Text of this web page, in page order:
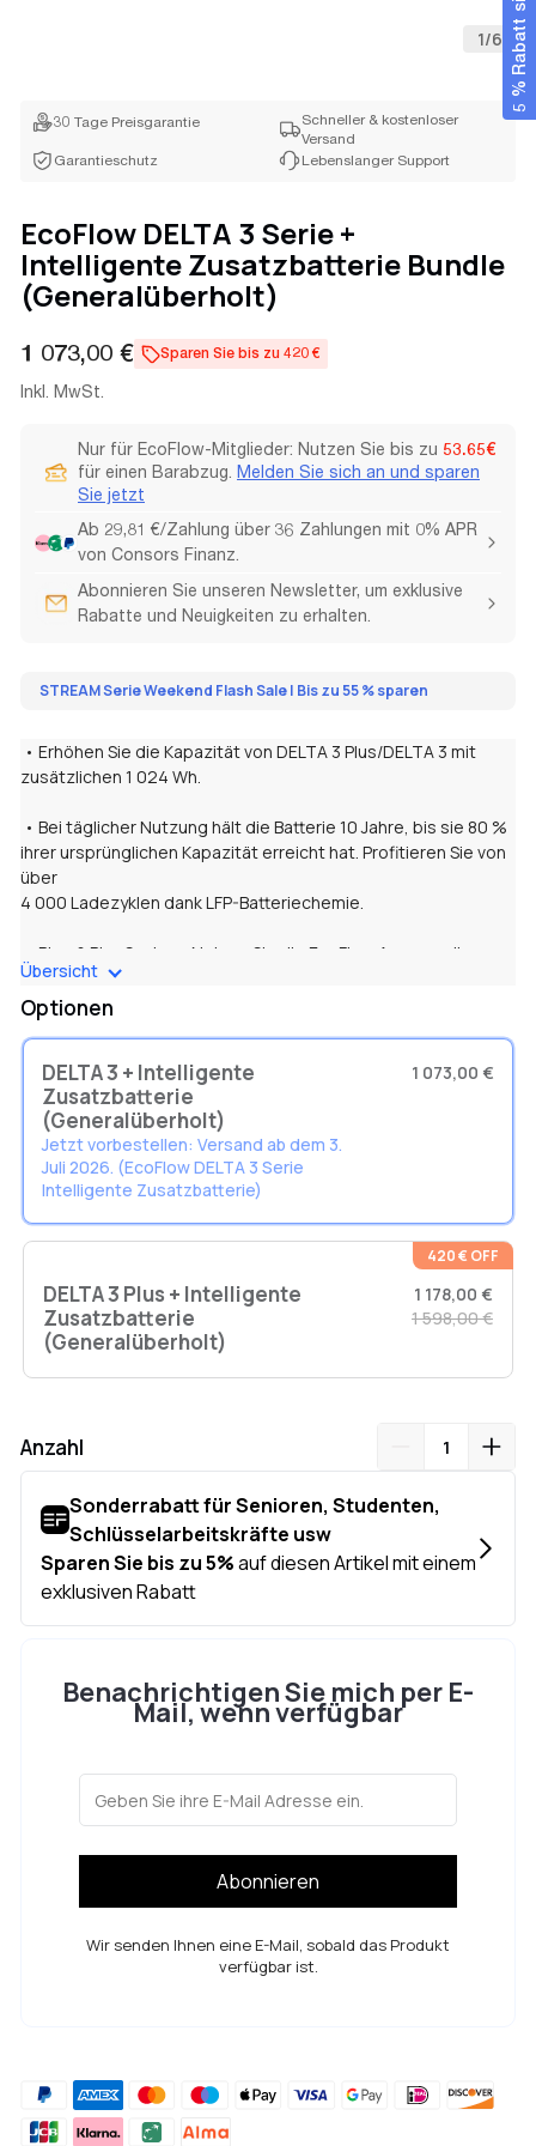
1/6
30 Tage Preisgarantie
Schneller & kostenloser
Versand
Garantieschutz
Lebenslanger Support
EcoFlow DELTA 3 Serie +
Intelligente Zusatzbatterie Bundle
(Generalüberholt)
Regulärer
Preis
1 073,00 € Sparen Sie bis zu 420 €
Inkl. MwSt.
Nur für EcoFlow-Mitglieder: Nutzen Sie bis zu 53.65€
für einen Barabzug. Melden Sie sich an und sparen
Sie jetzt
Ab 29,81 €/Zahlung über 36 Zahlungen mit 0% APR
von Consors Finanz.
Abonnieren Sie unseren Newsletter, um exklusive
Rabatte und Neuigkeiten zu erhalten.
STREAM Serie Weekend Flash Sale | Bis zu 55 % sparen
• Erhöhen Sie die Kapazität von DELTA 3 Plus/DELTA 3 mit
zusätzlichen 1 024 Wh.
• Bei täglicher Nutzung hält die Batterie 10 Jahre, bis sie 80 %
ihrer ursprünglichen Kapazität erreicht hat. Profitieren Sie von
über
4 000 Ladezyklen dank LFP-Batteriechemie.
• Plug & Play System. Nutzen Sie die EcoFlow App, um die
DELTA 3 Intelligente Zusatzbatterie zu kontrollieren und
steuern.
• Mit einer der umfassendsten 2-Jahres-Garantien auf dem
Markt gehen wir noch einen Schritt weiter, um Ihnen ein
beruhigendes Gefühl zu geben.
Abmessungen: 397,6 × 200 × 198 mm
Gewicht: 9,6 kg
Übersicht
Optionen
DELTA 3 + Intelligente
Zusatzbatterie
(Generalüberholt)
Jetzt vorbestellen: Versand ab dem 3.
Juli 2026. (EcoFlow DELTA 3 Serie
Intelligente Zusatzbatterie)
1 073,00 €
420 € OFF
DELTA 3 Plus + Intelligente
Zusatzbatterie
(Generalüberholt)
1 178,00 €
1 598,00 €
Anzahl
Benachrichtigen Sie mich per E-
Mail, wenn verfügbar
Abonnieren
Wir senden Ihnen eine E-Mail, sobald das Produkt
verfügbar ist.